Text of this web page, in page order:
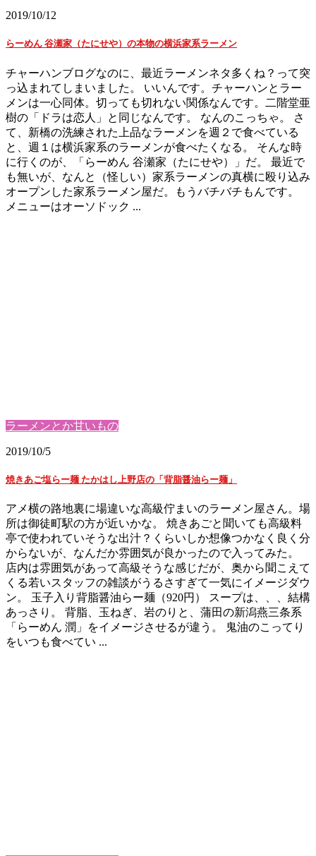
2019/10/12
らーめん 谷瀬家（たにせや）の本物の横浜家系ラーメン
チャーハンブログなのに、最近ラーメンネタ多くね？って突
っ込まれてしまいました。 いいんです。チャーハンとラー
メンは一心同体。切っても切れない関係なんです。二階堂亜
樹の「ドラは恋人」と同じなんです。 なんのこっちゃ。 さ
て、新橋の洗練された上品なラーメンを週２で食べている
と、週１は横浜家系のラーメンが食べたくなる。 そんな時
に行くのが、「らーめん 谷瀬家（たにせや）」だ。 最近で
も無いが、なんと（怪しい）家系ラーメンの真横に殴り込み
オープンした家系ラーメン屋だ。もうバチバチもんです。
メニューはオーソドック ...
ラーメンとか甘いもの
2019/10/5
焼きあご塩らー麺 たかはし上野店の「背脂醤油らー麺」
アメ横の路地裏に場違いな高級佇まいのラーメン屋さん。場
所は御徒町駅の方が近いかな。 焼きあごと聞いても高級料
亭で使われていそうな出汁？くらいしか想像つかなく良く分
からないが、なんだか雰囲気が良かったので入ってみた。
店内は雰囲気があって高級そうな感じだが、奥から聞こえて
くる若いスタッフの雑談がうるさすぎて一気にイメージダウ
ン。 玉子入り背脂醤油らー麺（920円） スープは、、、結構
あっさり。 背脂、玉ねぎ、岩のりと、蒲田の新潟燕三条系
「らーめん 潤」をイメージさせるが違う。 鬼油のこってり
をいつも食べてい ...